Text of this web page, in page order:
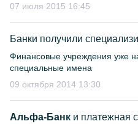
07 июля 2015 16:45
Банки получили
Финансовые учреждения уже
специальные имена
09 октября 2014 13:30
Альфа-Банк и платежная